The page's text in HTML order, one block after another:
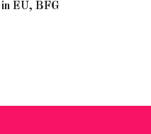
EU, BFG